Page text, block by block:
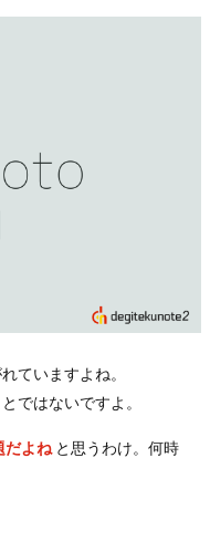
ていますよね。
ではないですよ。
だよね と思うわけ。何時